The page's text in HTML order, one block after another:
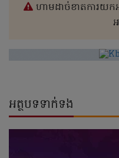
ហាមដាច់ខាតការយក
អត្ថបទទាក់ទង